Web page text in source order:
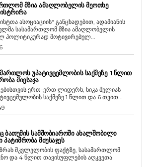
ᲛᲖᲘᲐ ᲐᲛᲐᲦᲚᲝᲑᲔᲚᲘᲡ ᲛᲔᲝᲗᲮᲔ
ასოციაციის“ განცხადებით, ადამიანის
სასამართლომ მზია ამაღლობელის
პოლიტიკურად მოტივირებულ...
ᲣᲞᲐᲢᲘᲕᲪᲔᲛᲚᲝᲑᲘᲡ ᲡᲐᲥᲛᲔᲖᲔ 1 ᲬᲚᲘᲗ
ᲛᲘᲔᲡᲐᲯᲐ
ერთ-ერთ ლიდერს, ნიკა მელიას
საქმეზე 1 წლით და 6 თვით...
ᲡᲐᲛᲨᲝᲑᲘᲐᲠᲝᲨᲘ ᲐᲮᲐᲚᲨᲝᲑᲘᲚᲘ
ᲛᲘᲣᲡᲐᲯᲔᲡ
მკვლელობის ფაქტზე, სასამართლომ
და 4 წლით თავისუფლების აღკვეთა